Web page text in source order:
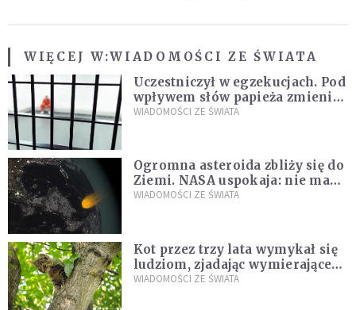
WIĘCEJ W:WIADOMOŚCI ZE ŚWIATA
Uczestniczył w egzekucjach. Pod
wpływem słów papieża zmienił
zdanie
WIADOMOŚCI ZE ŚWIATA
Ogromna asteroida zbliży się do
Ziemi. NASA uspokaja: nie ma
zagrożenia
WIADOMOŚCI ZE ŚWIATA
Kot przez trzy lata wymykał się
ludziom, zjadając wymierające
kaczki. W końcu popełnił
WIADOMOŚCI ZE ŚWIATA